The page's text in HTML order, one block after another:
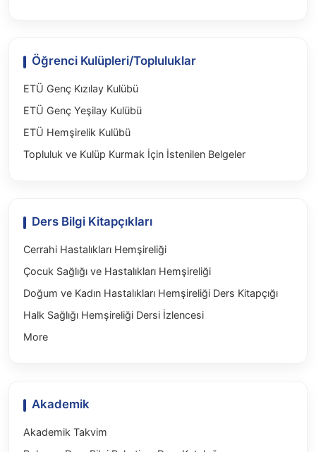
Öğrenci Kulüpleri/Topluluklar
ETÜ Genç Kızılay Kulübü
ETÜ Genç Yeşilay Kulübü
ETÜ Hemşirelik Kulübü
Topluluk ve Kulüp Kurmak İçin İstenilen Belgeler
Ders Bilgi Kitapçıkları
Cerrahi Hastalıkları Hemşireliği
Çocuk Sağlığı ve Hastalıkları Hemşireliği
Doğum ve Kadın Hastalıkları Hemşireliği Ders Kitapçığı
Halk Sağlığı Hemşireliği Dersi İzlencesi
More
Akademik
Akademik Takvim